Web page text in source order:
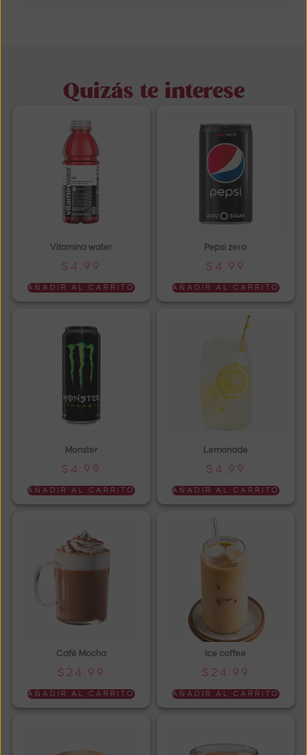
Quizás te interese
Vitamina water
$ 4.99
AÑADIR AL CARRITO
Pepsi zero
$ 4.99
AÑADIR AL CARRITO
Monster
$ 4.99
AÑADIR AL CARRITO
Lemonade
$ 4.99
AÑADIR AL CARRITO
Café Mocha
$ 24.99
AÑADIR AL CARRITO
Ice coffee
$ 24.99
AÑADIR AL CARRITO